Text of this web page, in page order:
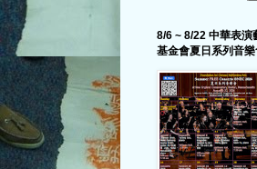
8/6 ~ 8/22 中華表演
基金會夏日系列音